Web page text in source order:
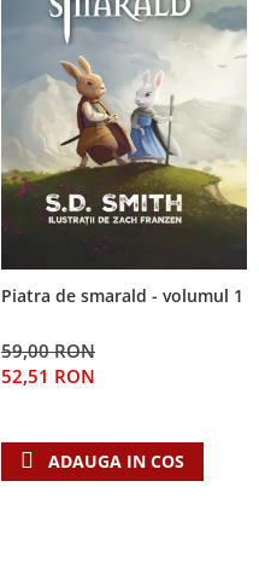
Piatra de smarald - volumul 1
59,00 RON
52,51 RON
ADAUGA IN COS